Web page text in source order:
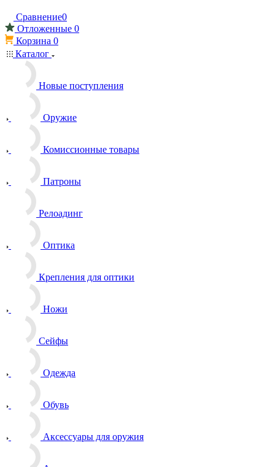
Сравнение0
Отложенные 0
Корзина 0
Каталог
Новые поступления
Оружие
Комиссионные товары
Патроны
Релоадинг
Оптика
Крепления для оптики
Ножи
Сейфы
Одежда
Обувь
Аксессуары для оружия